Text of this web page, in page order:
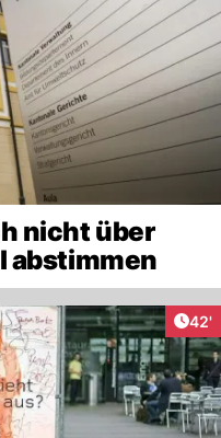
nicht über
abstimmen
42'